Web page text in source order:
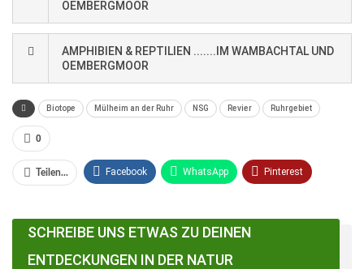
OEMBERGMOOR
AMPHIBIEN & REPTILIEN .......IM WAMBACHTAL UND
OEMBERGMOOR
Biotope Mülheim an der Ruhr NSG Revier Ruhrgebiet
0
Teilen... Facebook WhatsApp Pinterest
Facebook Messenger
SCHREIBE UNS ETWAS ZU DEINEN
ENTDECKUNGEN IN DER NATUR